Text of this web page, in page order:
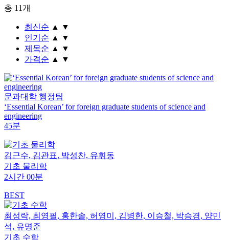
총 11개
최신순 ▲
▼
인기순 ▲
▼
제목순 ▲
▼
가격순 ▲ ▼
문과대학 행정팀
‘Essential Korean’ for foreign graduate students of science and
engineering
45분
김근수, 김관표, 박성찬, 유휘동
기초 물리학
2시간 00분
BEST
최성락, 최영필, 홍한솔, 허영미, 김병한, 이승철, 박승경, 양민
석, 유명준
기초 수학